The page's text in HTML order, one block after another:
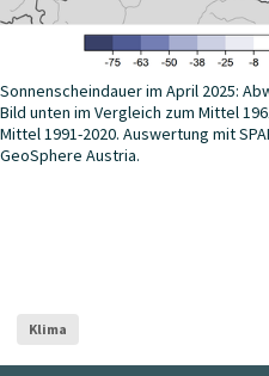
Sonnenscheindauer im April 2025:
Bild unten im Vergleich zum Mittel
Mittel 1991-2020. Auswertung mit
GeoSphere Austria.
Klima